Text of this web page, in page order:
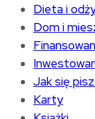
Dieta i
Dom i
Jak się
Karty